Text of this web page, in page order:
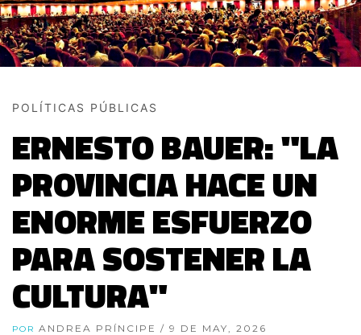
POLÍTICAS PÚBLICAS
ERNESTO BAUER: "LA
PROVINCIA HACE UN
ENORME ESFUERZO
PARA SOSTENER LA
CULTURA"
POR ANDREA PRÍNCIPE / 9 DE MAY, 2026